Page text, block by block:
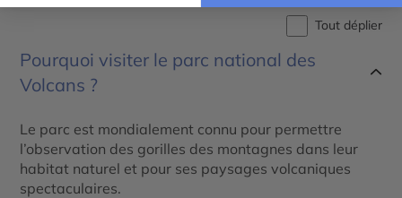
Tout déplier
Pourquoi visiter le parc national des
Volcans ?
Le parc est mondialement connu pour permettre
l’observation des gorilles des montagnes dans leur
habitat naturel et pour ses paysages volcaniques
spectaculaires.